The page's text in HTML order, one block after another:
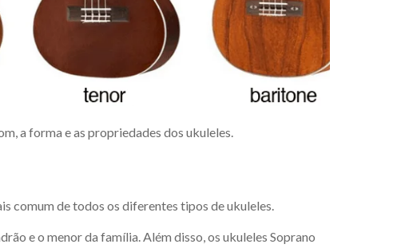
a forma e as propriedades dos ukuleles.
comum de todos os diferentes tipos de ukuleles.
e o menor da família. Além disso, os ukuleles Soprano